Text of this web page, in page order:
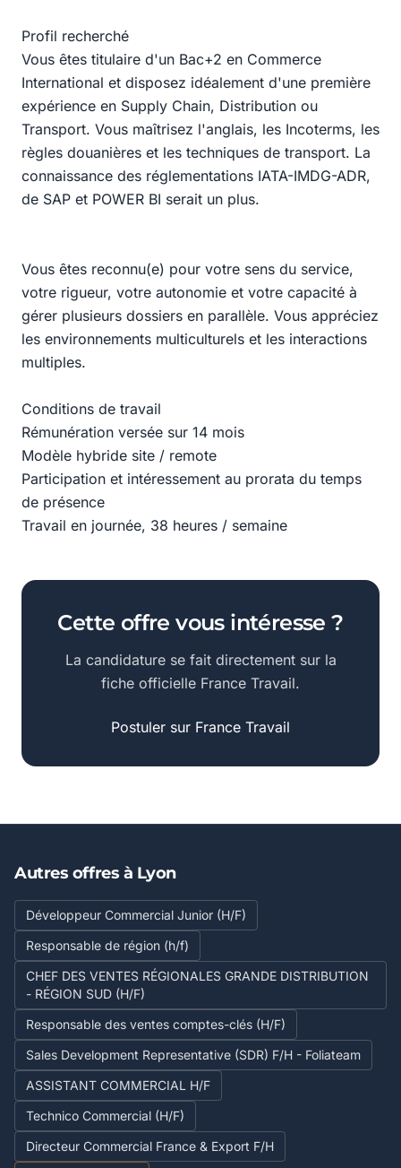
Profil recherché
Vous êtes titulaire d'un Bac+2 en Commerce
International et disposez idéalement d'une première
expérience en Supply Chain, Distribution ou
Transport. Vous maîtrisez l'anglais, les Incoterms, les
règles douanières et les techniques de transport. La
connaissance des réglementations IATA-IMDG-ADR,
de SAP et POWER BI serait un plus.
Vous êtes reconnu(e) pour votre sens du service,
votre rigueur, votre autonomie et votre capacité à
gérer plusieurs dossiers en parallèle. Vous appréciez
les environnements multiculturels et les interactions
multiples.
Conditions de travail
Rémunération versée sur 14 mois
Modèle hybride site / remote
Participation et intéressement au prorata du temps
de présence
Travail en journée, 38 heures / semaine
Cette offre vous intéresse ?
La candidature se fait directement sur la
fiche officielle France Travail.
Postuler sur France Travail
Autres offres à Lyon
Développeur Commercial Junior (H/F)
Responsable de région (h/f)
CHEF DES VENTES RÉGIONALES GRANDE DISTRIBUTION
- RÉGION SUD (H/F)
Responsable des ventes comptes-clés (H/F)
Sales Development Representative (SDR) F/H - Foliateam
ASSISTANT COMMERCIAL H/F
Technico Commercial (H/F)
Directeur Commercial France & Export F/H